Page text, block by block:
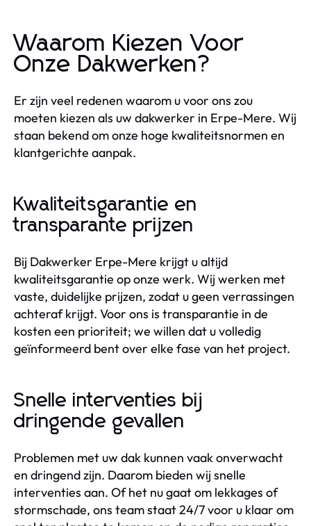
Waarom Kiezen Voor
Onze Dakwerken?
Er zijn veel redenen waarom u voor ons zou
moeten kiezen als uw dakwerker in Erpe-Mere. Wij
staan bekend om onze hoge kwaliteitsnormen en
klantgerichte aanpak.
Kwaliteitsgarantie en
transparante prijzen
Bij Dakwerker Erpe-Mere krijgt u altijd
kwaliteitsgarantie op onze werk. Wij werken met
vaste, duidelijke prijzen, zodat u geen verrassingen
achteraf krijgt. Voor ons is transparantie in de
kosten een prioriteit; we willen dat u volledig
geïnformeerd bent over elke fase van het project.
Snelle interventies bij
dringende gevallen
Problemen met uw dak kunnen vaak onverwacht
en dringend zijn. Daarom bieden wij snelle
interventies aan. Of het nu gaat om lekkages of
stormschade, ons team staat 24/7 voor u klaar om